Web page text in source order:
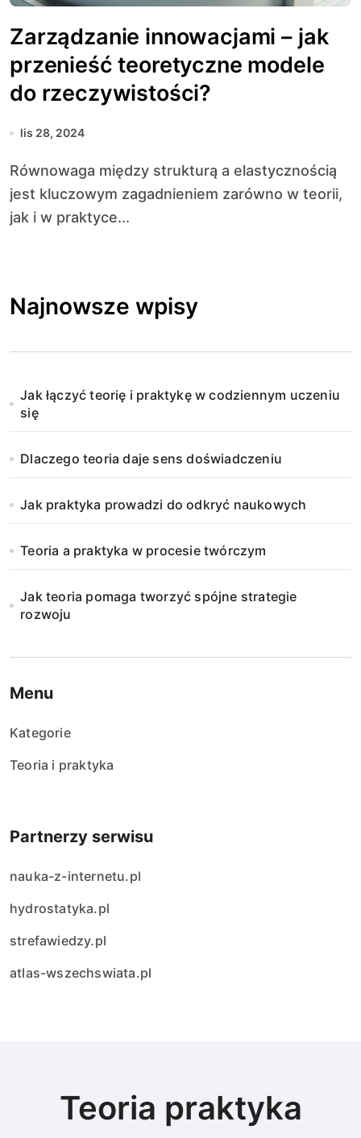
Zarządzanie innowacjami – jak
przenieść teoretyczne modele
do rzeczywistości?
lis 28, 2024
Równowaga między strukturą a elastycznością
jest kluczowym zagadnieniem zarówno w teorii,
jak i w praktyce...
Najnowsze wpisy
Jak łączyć teorię i praktykę w codziennym uczeniu
się
Dlaczego teoria daje sens doświadczeniu
Jak praktyka prowadzi do odkryć naukowych
Teoria a praktyka w procesie twórczym
Jak teoria pomaga tworzyć spójne strategie
rozwoju
Menu
Kategorie
Teoria i praktyka
Partnerzy serwisu
nauka-z-internetu.pl
hydrostatyka.pl
strefawiedzy.pl
atlas-wszechswiata.pl
Teoria praktyka